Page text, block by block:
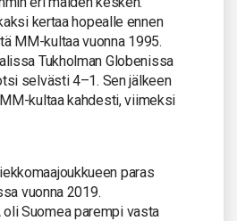
kertaa hopealle ennen
MM-kultaa vuonna 1995.
Tukholman Globenissa
selvästi 4–1. Sen jälkeen
kultaa kahdesti, viimeksi
paras
vuonna 2019.
Suomea parempi vasta